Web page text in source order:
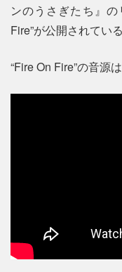
ンのうさぎたち』
Fire”が公開されている
“Fire On Fire”の音源